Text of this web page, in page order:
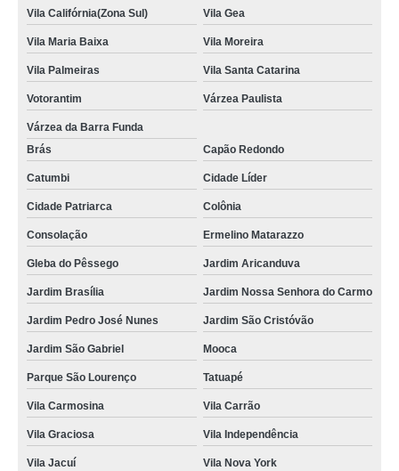
Vila Califórnia(Zona Sul) Vila Gea
Vila Maria Baixa Vila Moreira
Vila Palmeiras Vila Santa Catarina
Votorantim Várzea Paulista
Várzea da Barra Funda
Brás
Capão Redondo
Catumbi Cidade Líder
Cidade Patriarca Colônia
Consolação Ermelino Matarazzo
Gleba do Pêssego Jardim Aricanduva
Jardim Brasília Jardim Nossa Senhora do Carmo
Jardim Pedro José Nunes Jardim São Cristóvão
Jardim São Gabriel Mooca
Parque São Lourenço Tatuapé
Vila Carmosina Vila Carrão
Vila Graciosa Vila Independência
Vila Jacuí Vila Nova York